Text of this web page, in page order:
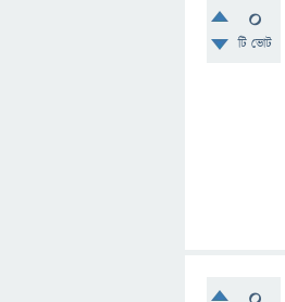
0
টি ভোট